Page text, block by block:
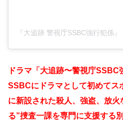
ドラマ「大追跡〜警視庁
SSBCにドラマとして初めてス
に新設された殺人、強盗、放
る”捜査一課を専門に支援する